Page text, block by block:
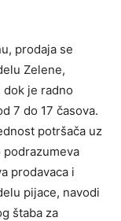
prodaja se
Zelene,
dok je radno
7 do 17 časova.
potršača uz
prodavaca i
pijace, navodi
štaba za